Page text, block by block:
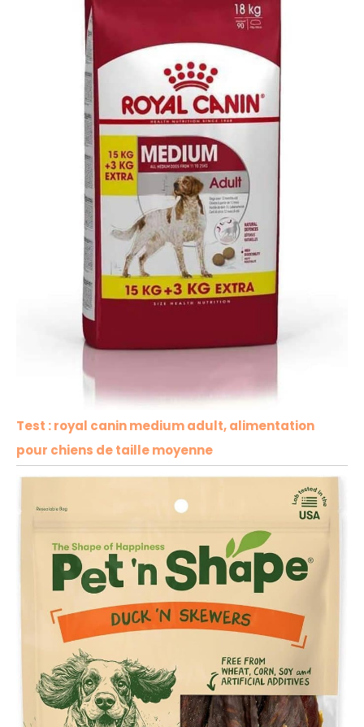
Test : royal canin medium adult, alimentation
pour chiens de taille moyenne